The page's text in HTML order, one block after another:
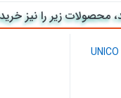
(نوید آینده)از
زیر را نیز